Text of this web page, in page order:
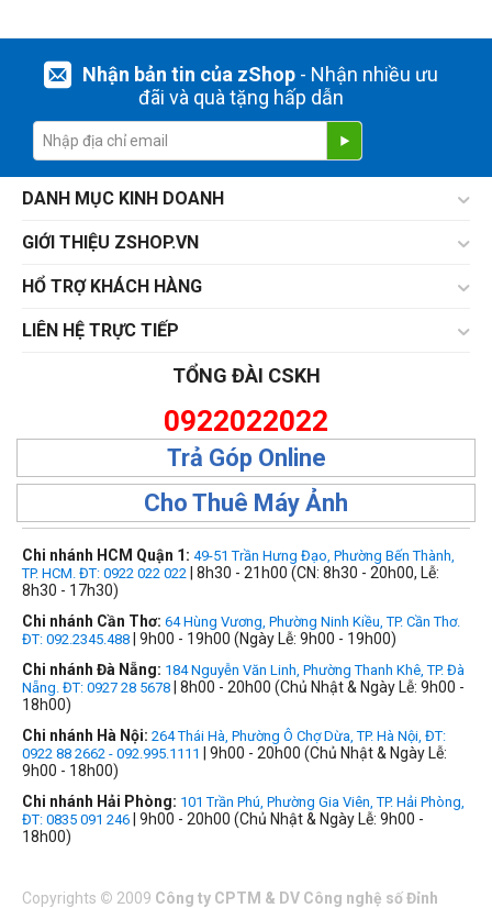
Nhận bản tin của zShop- Nhận nhiều ưu
đãi và quà tặng hấp dẫn
DANH MỤC KINH DOANH
GIỚI THIỆU ZSHOP.VN
HỔ TRỢ KHÁCH HÀNG
LIÊN HỆ TRỰC TIẾP
TỔNG ĐÀI CSKH
0922022022
Trả Góp Online
Cho Thuê Máy Ảnh
Chi nhánh HCM Quận 1: 49-51 Trần Hưng Đạo, Phường Bến Thành,
TP. HCM. ĐT: 0922 022 022 | 8h30 - 21h00 (CN: 8h30 - 20h00, Lễ:
8h30 - 17h30)
Chi nhánh Cần Thơ: 64 Hùng Vương, Phường Ninh Kiều, TP. Cần Thơ.
ĐT: 092.2345.488 | 9h00 - 19h00 (Ngày Lễ: 9h00 - 19h00)
Chi nhánh Đà Nẵng: 184 Nguyễn Văn Linh, Phường Thanh Khê, TP. Đà
Nẵng. ĐT: 0927 28 5678 | 8h00 - 20h00 (Chủ Nhật & Ngày Lễ: 9h00 -
18h00)
Chi nhánh Hà Nội: 264 Thái Hà, Phường Ô Chợ Dừa, TP. Hà Nội, ĐT:
0922 88 2662 - 092.995.1111
| 9h00 - 20h00 (Chủ Nhật & Ngày Lễ:
9h00 - 18h00)
Chi nhánh Hải Phòng: 101 Trần Phú, Phường Gia Viên, TP. Hải Phòng,
ĐT: 0835 091 246 | 9h00 - 20h00 (Chủ Nhật & Ngày Lễ: 9h00 -
18h00)
Copyrights © 2009 Công ty CPTM & DV Công nghệ số Đỉnh